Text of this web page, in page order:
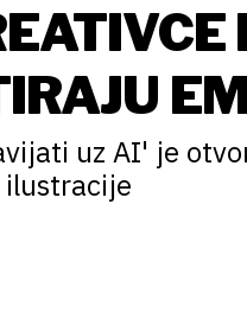
uz AI' je